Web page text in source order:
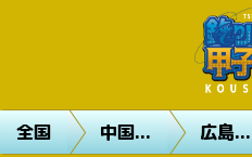
全国 中国... 広島...